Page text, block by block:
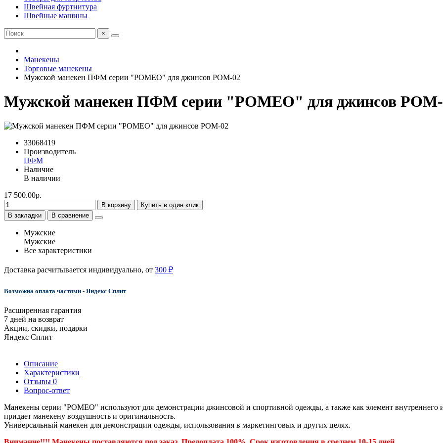
Швейная фуртнитура
Швейные машины
×
Манекены
Торговые манекены
Мужской манекен ПФМ серии "РОМЕО" для джинсов РОМ-02
Мужской манекен ПФМ серии "РОМЕО" для джинсов
33068419
Производитель
ПФМ
Наличие
В наличии
17 500.00р.
В корзину
Купить в один клик
В закладки
В сравнение
Мужские
Мужские
Все характеристики
Доставка расчитывается индивидуально, от 300 ₽
Возможна оплата частями - Яндекс Сплит
Расширенная гарантия
7 дней на возврат
Акции, скидки, подарки
Яндекс Сплит
Описание
Характеристики
Отзывы 0
Вопрос-ответ
Манекены серии "РОМЕО" используют для демонстрации джинсовой и спортивной одежды, а также как элемент внутреннего
придает манекену воздушность и оригинальность.
Универсальный манекен для демонстрации одежды, использования в маркетинговых и других целях.